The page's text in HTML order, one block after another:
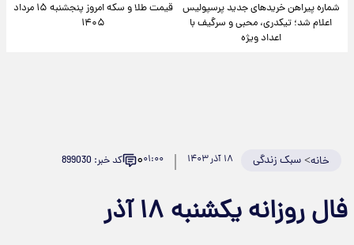
شماره پیراهن خریدهای جدید پرسپولیس
اعلام شد؛ تیکدری، محبی و سرگیف با
اعداد ویژه
قیمت طلا و سکه امروز پنجشنبه ۱۵ مرداد
۱۴۰۵
خانه>سبک زندگی ۱۸ آذر ۱۴۰۳ ۰۱:۰۰۰ کد خبر: 899030
فال روزانه یکشنبه ۱۸ آذر